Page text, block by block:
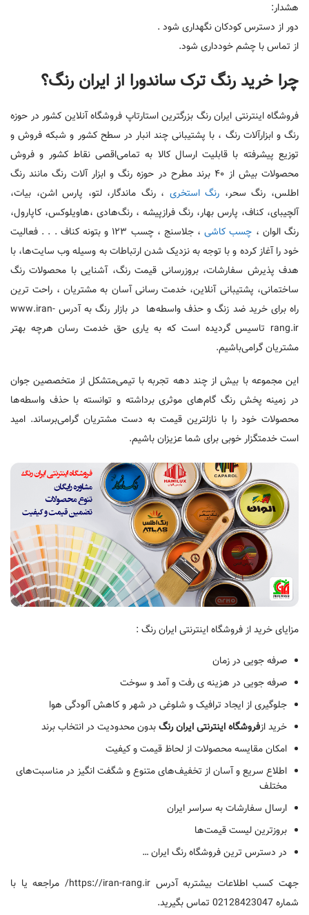
هشدار:
دور از دسترس کودکان نگهداری شود .
از تماس با چشم خودداری شود.
چرا خرید رنگ ترک ساندورا از ایران رنگ؟
فروشگاه اینترنتی ایران رنگ بزرگترین استارتاپ فروشگاه آنلاین کشور در حوزه
رنگ و ابزارآلات رنگ ، با پشتیبانی چند انبار در سطح کشور و شبکه فروش و
توزیع پیشرفته با قابلیت ارسال کالا به تمامی‌اقصی نقاط کشور و فروش
محصولات بیش از ۴۰ برند مطرح در حوزه رنگ و ابزار آلات رنگ مانند رنگ
اطلس، رنگ سحر، رنگ استخری ، رنگ ماندگار، لتو، پارس اشن، بیات،
آلچیبای، کناف، پارس بهار، رنگ فرازپیشه ، رنگ‌هادی ،‌هاویلوکس، کاپارول،
رنگ الوان ، چسب کاشی
، جلاسنج ، چسب ۱۲۳ و بتونه کناف . . . فعالیت
خود را آغاز کرده و با توجه به نزدیک شدن ارتباطات به وسیله وب سایت‌ها، با
هدف پذیرش سفارشات، بروزرسانی قیمت رنگ، آشنایی با محصولات رنگ
ساختمانی، پشتیبانی آنلاین، خدمت رسانی آسان به مشتریان ، راحت ترین
راه برای خرید ضد زنگ و حذف واسطه‌ها در بازار رنگ به آدرس www.iran-
rang.ir تاسیس گردیده است که به یاری حق خدمت رسان هرچه بهتر
مشتریان گرامی‌باشیم.
این مجموعه با بیش از چند دهه تجربه با تیمی‌متشکل از متخصصین جوان
در زمینه پخش رنگ گام‌های موثری برداشته و توانسته با حذف واسطه‌ها
محصولات خود را با نازلترین قیمت به دست مشتریان گرامی‌برساند. امید
است خدمتگزار خوبی برای شما عزیزان باشیم.
مزایای خرید از فروشگاه اینترنتی ایران رنگ :
صرفه جویی در زمان
صرفه جویی در هزینه ی رفت و آمد و سوخت
جلوگیری از ایجاد ترافیک و شلوغی در شهر و کاهش آلودگی هوا
خرید ازفروشگاه اینترنتی ایران رنگبدون محدودیت در انتخاب برند
امکان مقایسه محصولات از لحاظ قیمت و کیفیت
اطلاع سریع و آسان از تخفیف‌های متنوع و شگفت انگیز در مناسبت‌های
مختلف
ارسال سفارشات به سراسر ایران
بروزترین لیست قیمت‌ها
در دسترس ترین فروشگاه رنگ ایران …
جهت کسب اطلاعات بیشتربه آدرس https://iran-rang.ir/ مراجعه یا با
شماره 02128423047 تماس بگیرید.